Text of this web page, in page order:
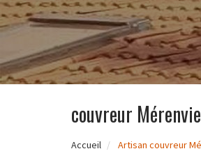
couvreur
Accueil Artisan couvreur